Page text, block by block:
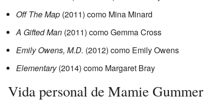
Off The Map (2011) como Mina Minard
A Gifted Man (2011) como Gemma Cross
Emily Owens, M.D. (2012) como Emily Owens
Elementary(2014) como Margaret Bray
Vida personal de Mamie Gummer